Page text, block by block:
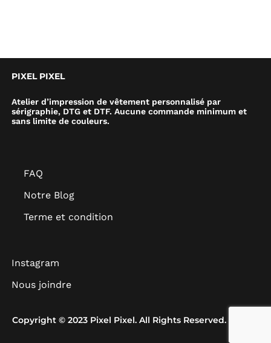
PIXEL PIXEL
Atelier d’impression de vêtement personnalisé par
sérigraphie, DTG et DTF. Aucune commande minimum et
sans limite de couleurs.
FAQ
Notre Blog
Terme et condition
Instagram
Nous joindre
Copyright © 2023 Pixel Pixel. All Rights Reserved.